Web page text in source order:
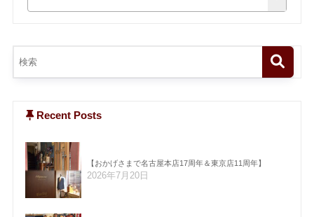
Recent Posts
【おかげさまで名古屋本店17周年＆東京店11周年】
2026年7月20日